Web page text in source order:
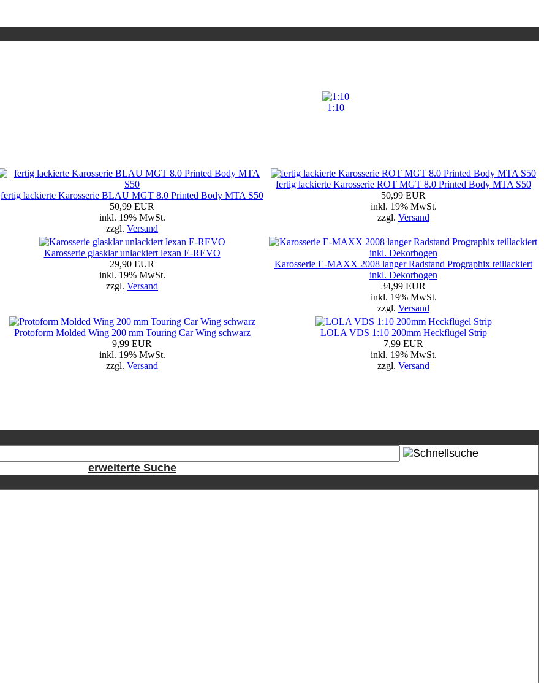
1:10
fertig lackierte Karosserie BLAU MGT 8.0 Printed Body MTA S50
50,99 EUR
inkl. 19% MwSt.
zzgl. Versand
fertig lackierte Karosserie ROT MGT 8.0 Printed Body MTA S50
50,99 EUR
inkl. 19% MwSt.
zzgl. Versand
Karosserie glasklar unlackiert lexan E-REVO
29,90 EUR
inkl. 19% MwSt.
zzgl. Versand
Karosserie E-MAXX 2008 langer Radstand Prographix teillackiert
inkl. Dekorbogen
34,99 EUR
inkl. 19% MwSt.
zzgl. Versand
Protoform Molded Wing 200 mm Touring Car Wing schwarz
9,99 EUR
inkl. 19% MwSt.
zzgl. Versand
LOLA VDS 1:10 200mm Heckflügel Strip
7,99 EUR
inkl. 19% MwSt.
zzgl. Versand
erweiterte Suche